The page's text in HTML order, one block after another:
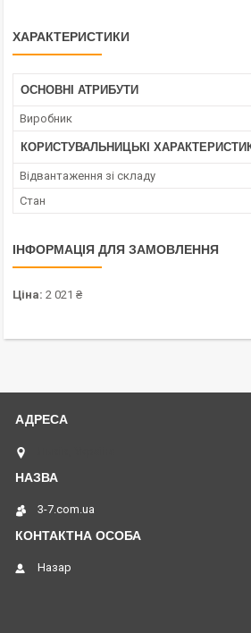
ХАРАКТЕРИСТИКИ
ОСНОВНІ АТРИБУТИ
Виробник
КОРИСТУВАЛЬНИЦЬКІ
Відвантаження зі складу
Стан
ІНФОРМАЦІЯ ДЛЯ ЗАМОВЛЕННЯ
Ціна: 2 021 ₴
3-7.com.ua
Назар